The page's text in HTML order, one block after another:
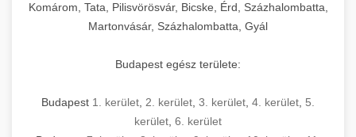
Komárom, Tata, Pilisvörösvár, Bicske, Érd, Százhalombatta,
Martonvásár, Százhalombatta, Gyál
Budapest egész területe:
Budapest 1. kerület 2. kerület 3. kerület 4. kerület 5.
kerület 6. kerület